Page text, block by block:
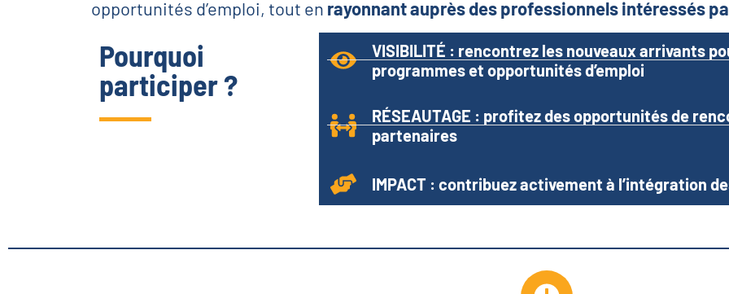
opportunités d’emploi, tout en rayonnant auprès des professionnels intéressés
Pourquoi
participer ?
VISIBILITÉ : rencontrez les nouveaux arrivants
programmes et opportunités d’emploi
RÉSEAUTAGE : profitez des opportunités de
partenaires
IMPACT : contribuez activement à l’intégration